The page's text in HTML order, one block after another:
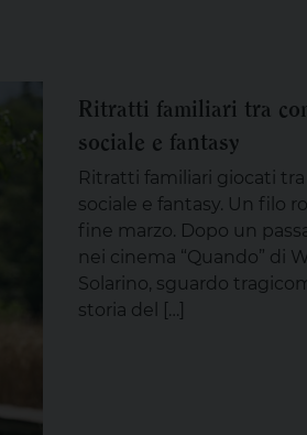
Ritratti familiari tra
sociale e fantasy
Ritratti familiari giocati
sociale e fantasy. Un filo
fine marzo. Dopo un
nei cinema “Quando” di
Solarino, sguardo
storia del […]